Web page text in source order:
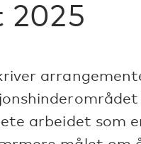
arbeidet som